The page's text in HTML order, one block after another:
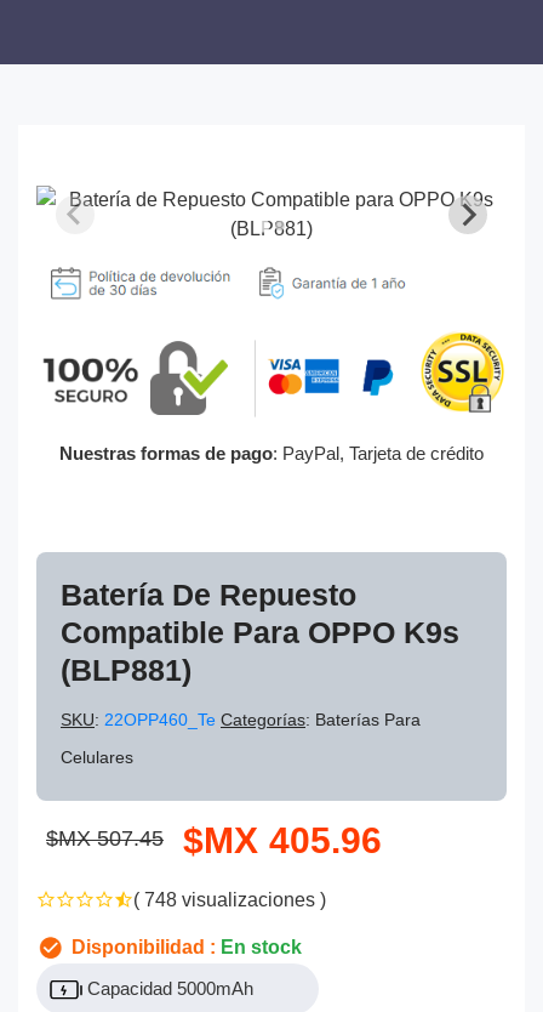
Nuestras formas de pago: PayPal, Tarjeta de crédito
Batería De Repuesto
Compatible Para OPPO K9s
(BLP881)
SKU: 22OPP460_Te Categorías: Baterías Para
Celulares
$MX 507.45 $MX 405.96
( 748 visualizaciones )
Disponibilidad : En stock
Capacidad 5000mAh